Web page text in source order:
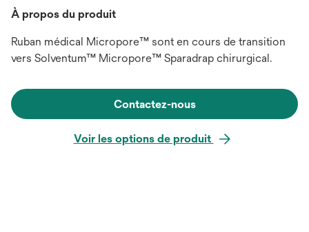
À propos du produit
Ruban médical Micropore™ sont en cours de transition
vers Solventum™ Micropore™ Sparadrap chirurgical.
Contactez-nous
Voir les options de produit